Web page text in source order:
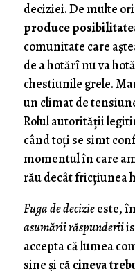
deciziei. De multe
produce
comunitate care
de a hotărî nu va
chestiunile grele.
un climat de
Rolul autorității
când toți se simt
momentul în care
rău decât fricțiunea
Fuga de decizieeste,
asumării răspunderii
accepta că lumea
sine și căcineva